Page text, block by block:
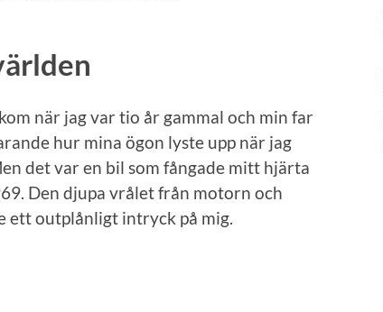
när jag var tio år gammal och min far
hur mina ögon lyste upp när jag
det var en bil som fångade mitt hjärta
Den djupa vrålet från motorn och
ett outplånligt intryck på mig.